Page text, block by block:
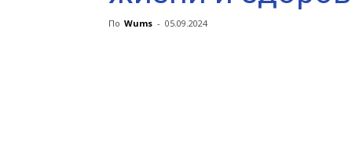
По Wums - 05.09.2024